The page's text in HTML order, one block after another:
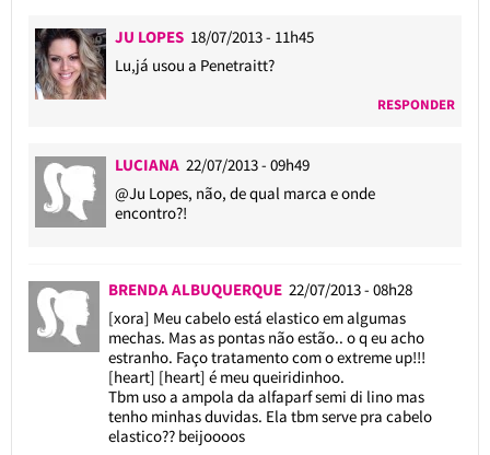
JU LOPES 18/07/2013 - 11h45
Lu,já usou a Penetraitt?
RESPONDER
LUCIANA22/07/2013 - 09h49
@Ju Lopes, não, de qual marca e onde
encontro?!
BRENDA ALBUQUERQUE 22/07/2013 - 08h28
[xora] Meu cabelo está elastico em algumas
mechas. Mas as pontas não estão.. o q eu acho
estranho. Faço tratamento com o extreme up!!!
[heart] [heart] é meu queiridinhoo.
Tbm uso a ampola da alfaparf semi di lino mas
tenho minhas duvidas. Ela tbm serve pra cabelo
elastico?? beijoooos